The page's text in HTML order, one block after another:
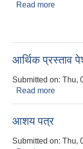
Read more
आर्थिक प्रस्ताव
Submitted on: Thu,
Read more
आशय पत्र
Submitted on: Thu,